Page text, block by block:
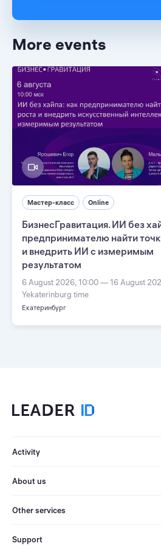
More events
Мастер-класс Online
БизнесГравитация. ИИ без
предпринимателю найти
и внедрить ИИ с измеримым
результатом
6 August 2026, 10:00 — 16 August
Yekaterinburg time
Екатеринбург
Activity
About us
Other services
Support